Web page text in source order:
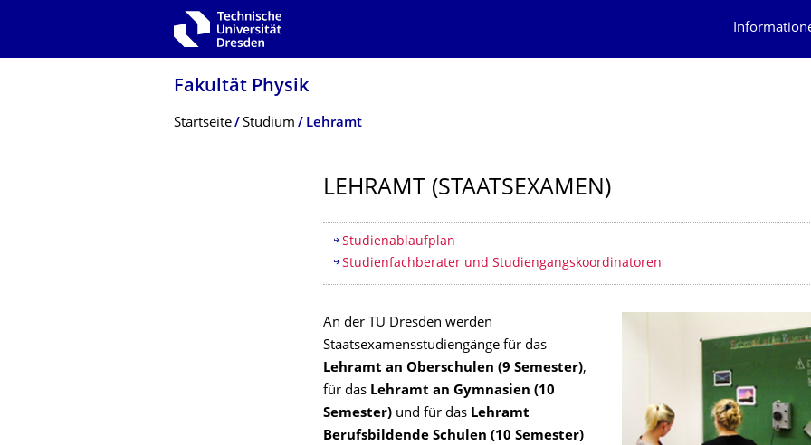
Zur Hauptnavigation springen
Fakultät Physik
Breadcrumb-Menü
Startseite Studium Lehramt
LEHRAMT (STAATSEXAMEN)
Inhaltsverzeichnis
Studienablaufplan
Studienfachberater und Studiengangskoordinatoren
An der TU Dresden werden
Staatsexamensstudiengänge für das
Lehramt an Oberschulen (9 Semester),
für das Lehramt an Gymnasien (10
Semester) und für das Lehramt
Berufsbildende Schulen (10 Semester)